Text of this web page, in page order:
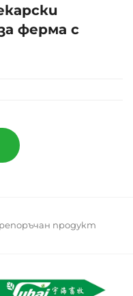
ферма с
продукт